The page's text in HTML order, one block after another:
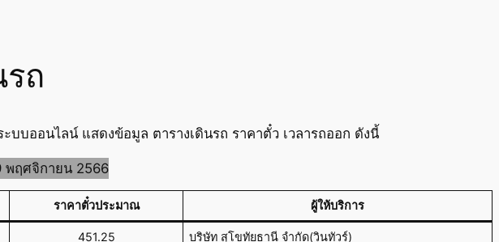
รถ
บบออนไลน์ แสดงข้อมูล ตารางเดินรถ ราคาตั๋ว เวลารถออก ดังนี้
พฤศจิกายน 2566
ราคาตั๋วประมาณ ผู้ให้บริการ
451.25 บริษัท สุโขทัยธานี จำกัด(วินทัวร์)